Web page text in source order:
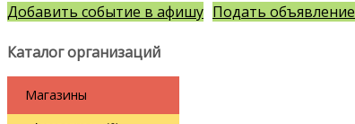
Добавить событие в афишу Подать объявление
Каталог организаций
Магазины